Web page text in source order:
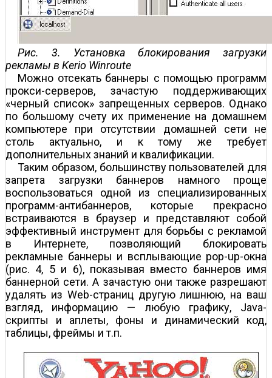
Рис. 3. Установка блокирования загрузки
рекламы в Kerio Winroute
Можно отсекать баннеры с помощью программ
прокси-серверов, зачастую поддерживающих
«черный список» запрещенных серверов. Однако
по большому счету их применение на домашнем
компьютере при отсутствии домашней сети не
столь актуально, и к тому же требует
дополнительных знаний и квалификации.
Таким образом, большинству пользователей для
запрета загрузки баннеров намного проще
воспользоваться одной из специализированных
программ-антибаннеров, которые прекрасно
встраиваются в браузер и представляют собой
эффективный инструмент для борьбы с рекламой
в Интернете, позволяющий блокировать
рекламные баннеры и всплывающие pop-up-окна
(рис. 4, 5 и 6), показывая вместо баннеров имя
баннерной сети. А зачастую они также разрешают
удалять из Web-страниц другую лишнюю, на ваш
взгляд, информацию — любую графику, Java-
скрипты и аплеты, фоны и динамический код,
таблицы, фреймы и т.п.